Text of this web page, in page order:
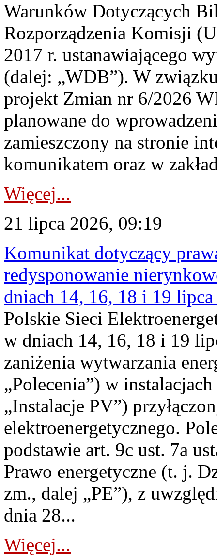
Warunków Dotyczących
Rozporządzenia Komisji
2017 r. ustanawiającego
(dalej: „WDB”). W
projekt Zmian nr 6/2026
planowane do
zamieszczony na stronie
komunikatem oraz w
Więcej...
21 lipca 2026, 09:19
Komunikat dotyczący
redysponowanie
dniach 14, 16, 18 i 19
Polskie Sieci
w dniach 14, 16, 18 i 19
zaniżenia wytwarzania
„Polecenia”) w
„Instalacje PV”)
elektroenergetycznego.
podstawie art. 9c ust. 7a
Prawo energetyczne (t. j.
zm., dalej „PE”), z
dnia 28...
Więcej...